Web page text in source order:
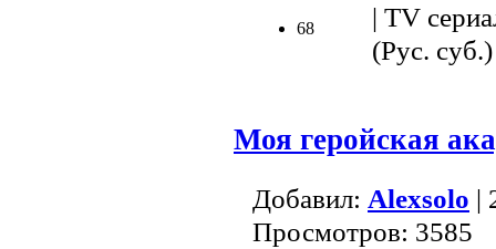
68
| TV
(Рус.
Моя геройская
Добавил: Alexsolo |
Просмотров: 3585